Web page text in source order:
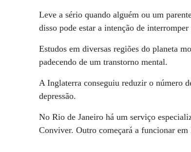
Leve a sério quando alguém ou um
disso pode estar a intenção de
Estudos em diversas regiões do planeta
padecendo de um transtorno mental.
A Inglaterra conseguiu reduzir o número
depressão.
No Rio de Janeiro há um serviço
Conviver. Outro começará a funcionar